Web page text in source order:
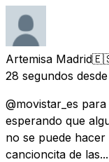
Artemisa
28 segundos desde
@movistar_es
esperando que
no se puede
cancioncita de